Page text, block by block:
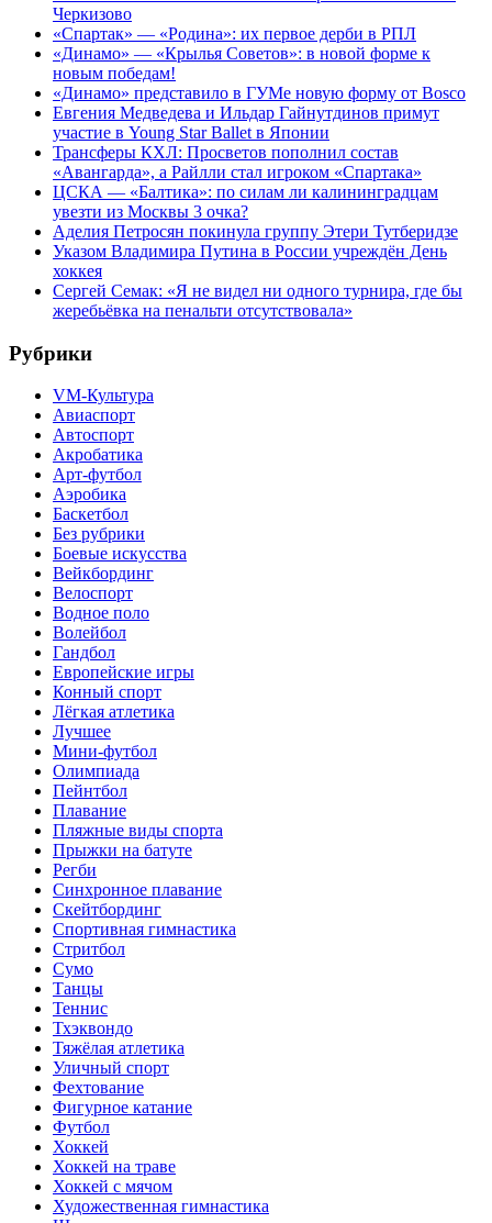
Черкизово
«Спартак» — «Родина»: их первое дерби в РПЛ
«Динамо» — «Крылья Советов»: в новой форме к
новым победам!
«Динамо» представило в ГУМе новую форму от Bosco
Евгения Медведева и Ильдар Гайнутдинов примут
участие в Young Star Ballet в Японии
Трансферы КХЛ: Просветов пополнил состав
«Авангарда», а Райлли стал игроком «Спартака»
ЦСКА — «Балтика»: по силам ли калининградцам
увезти из Москвы 3 очка?
Аделия Петросян покинула группу Этери Тутберидзе
Указом Владимира Путина в России учреждён День
хоккея
Сергей Семак: «Я не видел ни одного турнира, где бы
жеребьёвка на пенальти отсутствовала»
Рубрики
VM-Культура
Авиаспорт
Автоспорт
Акробатика
Арт-футбол
Аэробика
Баскетбол
Без рубрики
Боевые искусства
Вейкбординг
Велоспорт
Водное поло
Волейбол
Гандбол
Европейские игры
Конный спорт
Лёгкая атлетика
Лучшее
Мини-футбол
Олимпиада
Пейнтбол
Плавание
Пляжные виды спорта
Прыжки на батуте
Регби
Синхронное плавание
Скейтбординг
Спортивная гимнастика
Стритбол
Сумо
Танцы
Теннис
Тхэквондо
Тяжёлая атлетика
Уличный спорт
Фехтование
Фигурное катание
Футбол
Хоккей
Хоккей на траве
Хоккей с мячом
Художественная гимнастика